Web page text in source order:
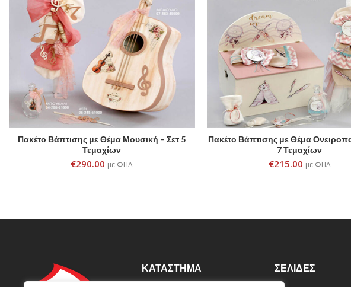
ADD TO CART
Πακέτο Βάπτισης με Θέμα Μουσική – Σετ 5
Τεμαχίων
€290.00 με ΦΠΑ
ADD TO CART
Πακέτο Βάπτισης με Θέμα
7 Τεμαχίων
€215.00 με ΦΠΑ
ΚΑΤΆΣΤΗΜΑ ΣΕΛΙΔΕΣ